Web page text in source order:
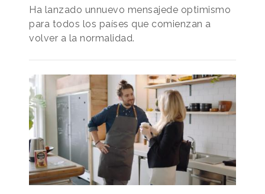
Ha lanzado unnuevo mensajede optimismo
para todos los países que comienzan a
volver a la normalidad.